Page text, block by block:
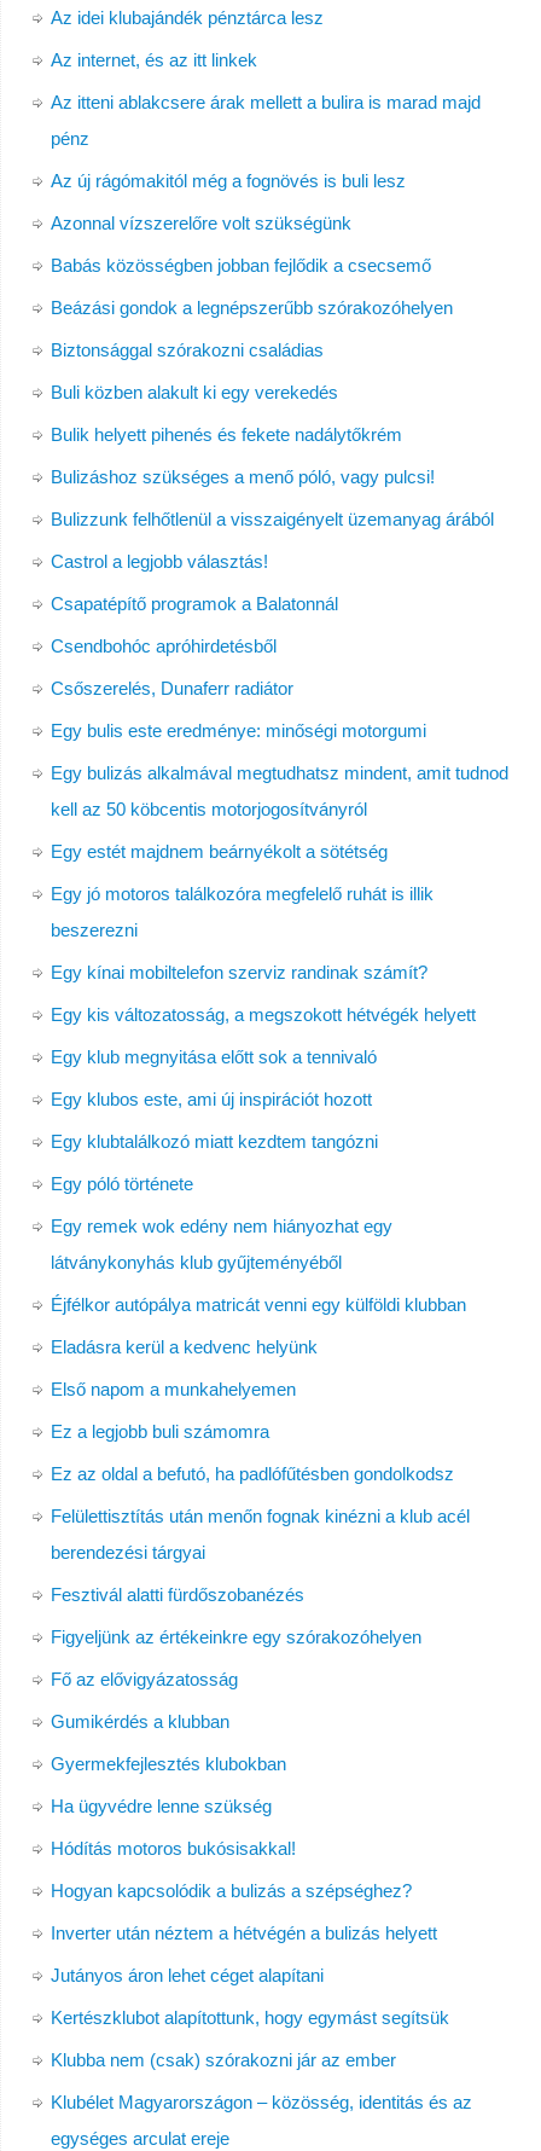
Az idei klubajándék pénztárca lesz
Az internet, és az itt linkek
Az itteni ablakcsere árak mellett a bulira is marad majd
pénz
Az új rágómakitól még a fognövés is buli lesz
Azonnal vízszerelőre volt szükségünk
Babás közösségben jobban fejlődik a csecsemő
Beázási gondok a legnépszerűbb szórakozóhelyen
Biztonsággal szórakozni családias
Buli közben alakult ki egy verekedés
Bulik helyett pihenés és fekete nadálytőkrém
Bulizáshoz szükséges a menő póló, vagy pulcsi!
Bulizzunk felhőtlenül a visszaigényelt üzemanyag árából
Castrol a legjobb választás!
Csapatépítő programok a Balatonnál
Csendbohóc apróhirdetésből
Csőszerelés, Dunaferr radiátor
Egy bulis este eredménye: minőségi motorgumi
Egy bulizás alkalmával megtudhatsz mindent, amit tudnod
kell az 50 köbcentis motorjogosítványról
Egy estét majdnem beárnyékolt a sötétség
Egy jó motoros találkozóra megfelelő ruhát is illik
beszerezni
Egy kínai mobiltelefon szerviz randinak számít?
Egy kis változatosság, a megszokott hétvégék helyett
Egy klub megnyitása előtt sok a tennivaló
Egy klubos este, ami új inspirációt hozott
Egy klubtalálkozó miatt kezdtem tangózni
Egy póló története
Egy remek wok edény nem hiányozhat egy
látványkonyhás klub gyűjteményéből
Éjfélkor autópálya matricát venni egy külföldi klubban
Eladásra kerül a kedvenc helyünk
Első napom a munkahelyemen
Ez a legjobb buli számomra
Ez az oldal a befutó, ha padlófűtésben gondolkodsz
Felülettisztítás után menőn fognak kinézni a klub acél
berendezési tárgyai
Fesztivál alatti fürdőszobanézés
Figyeljünk az értékeinkre egy szórakozóhelyen
Fő az elővigyázatosság
Gumikérdés a klubban
Gyermekfejlesztés klubokban
Ha ügyvédre lenne szükség
Hódítás motoros bukósisakkal!
Hogyan kapcsolódik a bulizás a szépséghez?
Inverter után néztem a hétvégén a bulizás helyett
Jutányos áron lehet céget alapítani
Kertészklubot alapítottunk, hogy egymást segítsük
Klubba nem (csak) szórakozni jár az ember
Klubélet Magyarországon – közösség, identitás és az
egységes arculat ereje